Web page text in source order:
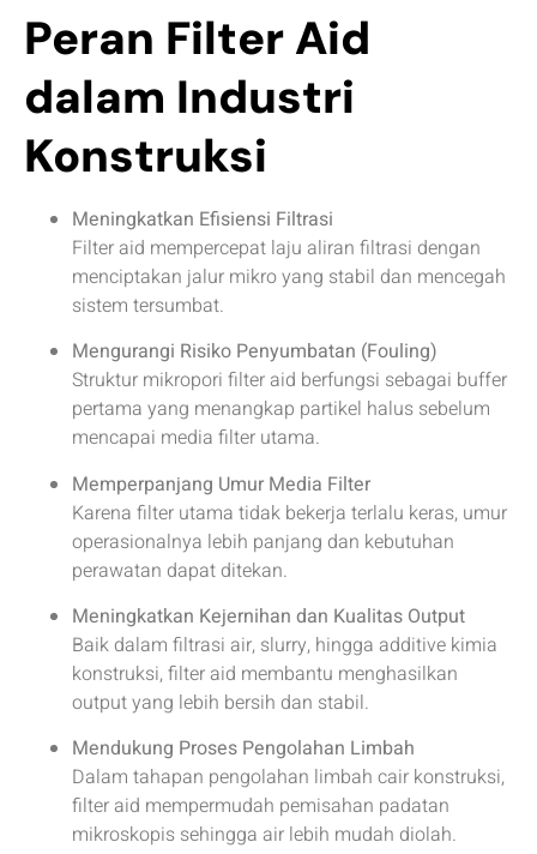
Peran Filter Aid
dalam Industri
Konstruksi
Meningkatkan Efisiensi Filtrasi
Filter aid mempercepat laju aliran filtrasi dengan
menciptakan jalur mikro yang stabil dan mencegah
sistem tersumbat.
Mengurangi Risiko Penyumbatan (Fouling)
Struktur mikropori filter aid berfungsi sebagai buffer
pertama yang menangkap partikel halus sebelum
mencapai media filter utama.
Memperpanjang Umur Media Filter
Karena filter utama tidak bekerja terlalu keras, umur
operasionalnya lebih panjang dan kebutuhan
perawatan dapat ditekan.
Meningkatkan Kejernihan dan Kualitas Output
Baik dalam filtrasi air, slurry, hingga additive kimia
konstruksi, filter aid membantu menghasilkan
output yang lebih bersih dan stabil.
Mendukung Proses Pengolahan Limbah
Dalam tahapan pengolahan limbah cair konstruksi,
filter aid mempermudah pemisahan padatan
mikroskopis sehingga air lebih mudah diolah.